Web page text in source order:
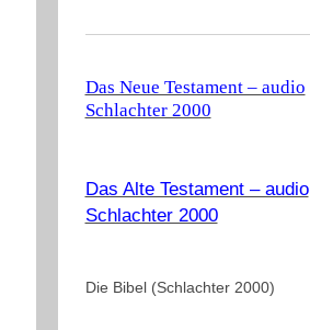
Das Neue Testament – audio
Schlachter 2000
Das Alte Testament – audio
Schlachter 2000
Die Bibel (Schlachter 2000)